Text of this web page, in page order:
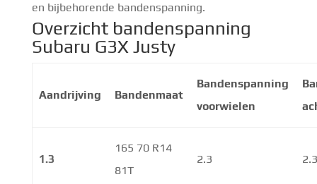
en bijbehorende bandenspanning.
Overzicht bandenspanning
Subaru G3X Justy
Aandrijving Bandenmaat
Bandenspanning
voorwielen
1.3
165 70 R14
81T
2.3